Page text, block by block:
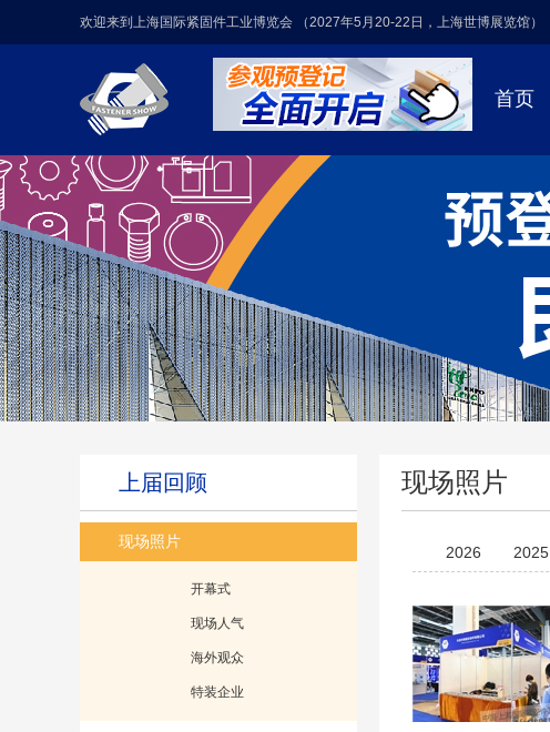
欢迎来到上海国际紧固件工业博览会 （2027年5月20-22日，上海世博展览馆）
首页
上届回顾
现场照片
开幕式
现场人气
海外观众
特装企业
现场照片
2026 2025